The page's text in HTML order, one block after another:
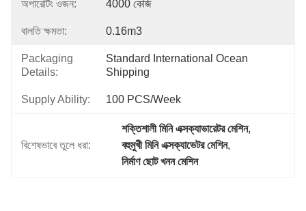
অপারেটিং ওজন: 4000 কেজি
বালতি ক্ষমতা: 0.16m3
Packaging
Details:
Standard International Ocean
Shipping
Supply Ability: 100 PCS/Week
বিশেষভাবে তুলে ধরা:
শক্তিশালী মিনি এক্সক্যাভারেটর মেশিন,
বহুমুখী মিনি এক্সক্যাভেটর মেশিন,
নির্মাণ ছোট খনন মেশিন